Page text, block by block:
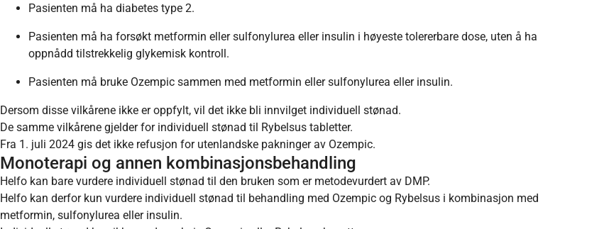
Pasienten må ha diabetes type 2.
Pasienten må ha forsøkt metformin eller sulfonylurea eller insulin i høyeste tolererbare dose, uten å ha
oppnådd tilstrekkelig glykemisk kontroll.
Pasienten må bruke Ozempic sammen med metformin eller sulfonylurea eller insulin.
Dersom disse vilkårene ikke er oppfylt, vil det ikke bli innvilget individuell stønad.
De samme vilkårene gjelder for individuell stønad til Rybelsus tabletter.
Fra 1. juli 2024 gis det ikke refusjon for utenlandske pakninger av Ozempic.
Monoterapi og annen kombinasjonsbehandling
Helfo kan bare vurdere individuell stønad til den bruken som er metodevurdert av DMP.
Helfo kan derfor kun vurdere individuell stønad til behandling med Ozempic og Rybelsus i kombinasjon med
metformin, sulfonylurea eller insulin.